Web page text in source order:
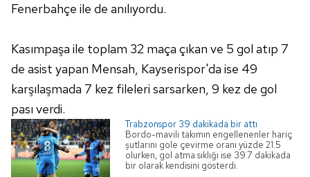
toplumu hizmetlerinin sunulması amacıyla
kılınması ve kişiselleştirilmesi ve sizlere yönelik
reklam/pazarlama faaliyetlerinin yapılması, amaçlarıyla
Çerezlere ilişkin tercihlerinizi aşağıda yer alan panel
vasıtasıyla belirleyebilirsiniz. Çerezlere ilişkin detaylı bilgi
için Ayarlar butonuna tıklayabilir,Çerez Bilgilendirme
Metnimiziziyaret edebilirsiniz.
Fenerbahçe ile de anılıyordu.
Kasımpaşa ile toplam 32 maça çıkan ve 5 gol atıp 7
de asist yapan Mensah, Kayserispor'da ise 49
karşılaşmada 7 kez fileleri sarsarken, 9 kez de gol
pası verdi.
Trabzonspor 39 dakikada bir attı
Bordo-mavili takımın engellenenler hariç
şutlarını gole çevirme oranı yüzde 21.5
olurken, gol atma sıklığı ise 39.7 dakikada
bir olarak kendisini gösterdi.